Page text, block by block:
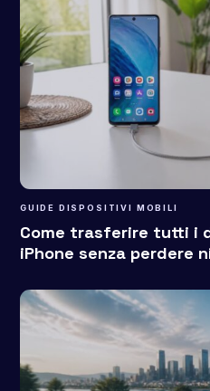
GUIDE DISPOSITIVI MOBILI
Come trasferire tutti i
iPhone senza perdere